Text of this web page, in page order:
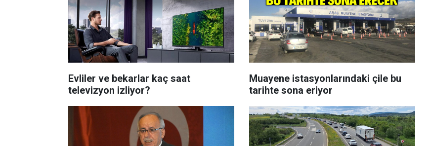
Evliler ve bekarlar kaç saat
televizyon izliyor?
Muayene istasyonlarındaki çile bu
tarihte sona eriyor